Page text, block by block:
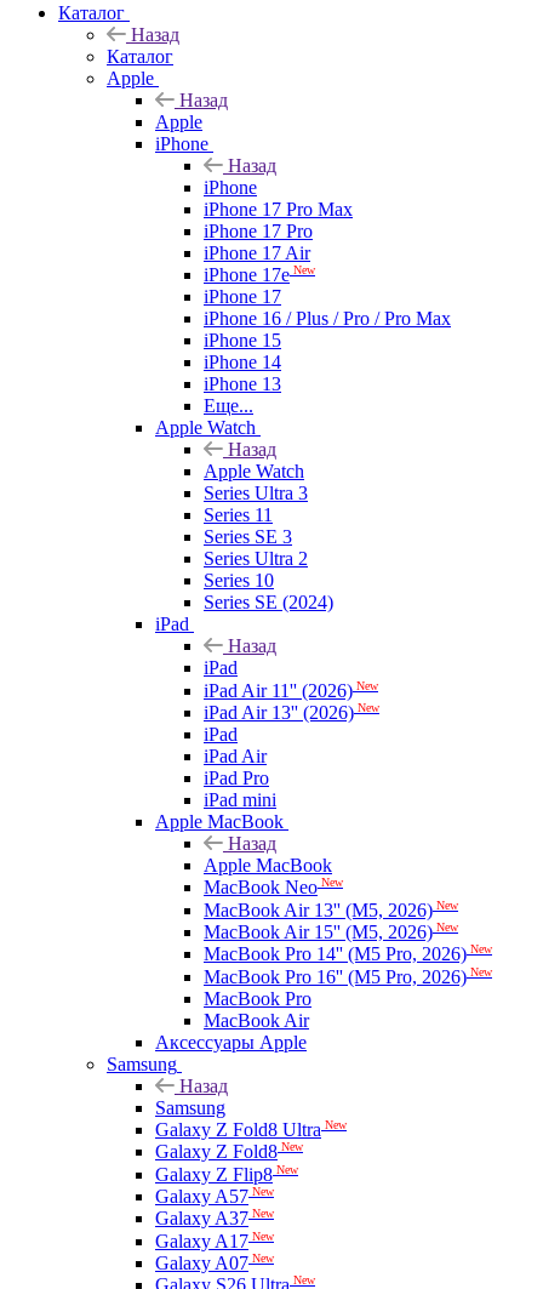
Каталог
Назад
Каталог
Apple
Назад
Apple
iPhone
Назад
iPhone
iPhone 17 Pro Max
iPhone 17 Pro
iPhone 17 Air
iPhone 17e New
iPhone 17
iPhone 16 / Plus / Pro / Pro Max
iPhone 15
iPhone 14
iPhone 13
Еще...
Apple Watch
Назад
Apple Watch
Series Ultra 3
Series 11
Series SE 3
Series Ultra 2
Series 10
Series SE (2024)
iPad
Назад
iPad
iPad Air 11'' (2026) New
iPad Air 13'' (2026) New
iPad
iPad Air
iPad Pro
iPad mini
Apple MacBook
Назад
Apple MacBook
MacBook Neo New
MacBook Air 13'' (M5, 2026) New
MacBook Air 15'' (M5, 2026) New
MacBook Pro 14'' (M5 Pro, 2026) New
MacBook Pro 16'' (M5 Pro, 2026) New
MacBook Pro
MacBook Air
Аксессуары Apple
Samsung
Назад
Samsung
Galaxy Z Fold8 Ultra New
Galaxy Z Fold8 New
Galaxy Z Flip8 New
Galaxy A57 New
Galaxy A37 New
Galaxy A17 New
Galaxy A07 New
New